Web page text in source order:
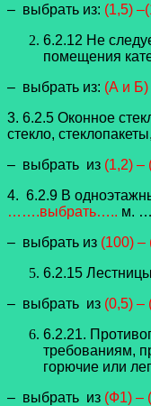
– выбрать из: (1,5) –
6.2.12 Не
помещения
– выбрать из: (А и
3. 6.2.5 Оконное
стекло,
– выбрать из (1,2) –
4. 6.2.9 В
…….выбрать….. м.
– выбрать из (100) –
6.2.15
– выбрать из (0,5) –
6.2.21.
требованиям,
горючие или
– выбрать из (Ф1) –